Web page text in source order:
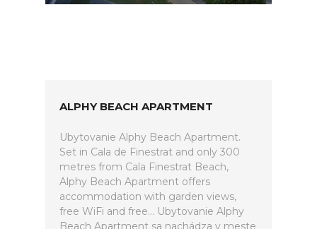
ALPHY BEACH APARTMENT
Ubytovanie Alphy Beach Apartment.
Set in Cala de Finestrat and only 300
metres from Cala Finestrat Beach,
Alphy Beach Apartment offers
accommodation with garden views,
free WiFi and free... Ubytovanie Alphy
Beach Apartment sa nachádza v meste